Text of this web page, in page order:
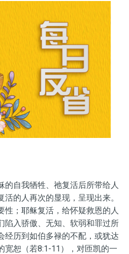
的自我牺牲、祂复活后所带给人
的人再次的显现，呈现出来。
性；耶稣复活，给怀疑救恩的人
陷入骄傲、无知、软弱和罪过所
经历到如伯多禄的不配，或犹达
宽恕（若8:1-11），对匝凯的一